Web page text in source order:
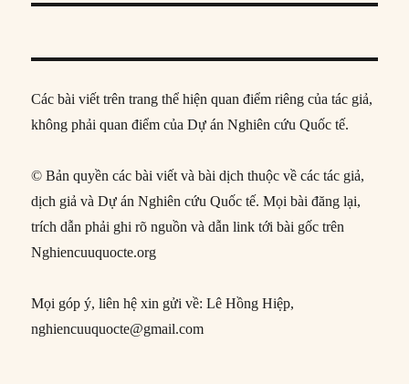
Các bài viết trên trang thể hiện quan điểm riêng của tác giả,
không phải quan điểm của Dự án Nghiên cứu Quốc tế.
© Bản quyền các bài viết và bài dịch thuộc về các tác giả,
dịch giả và Dự án Nghiên cứu Quốc tế. Mọi bài đăng lại,
trích dẫn phải ghi rõ nguồn và dẫn link tới bài gốc trên
Nghiencuuquocte.org
Mọi góp ý, liên hệ xin gửi về: Lê Hồng Hiệp,
nghiencuuquocte@gmail.com